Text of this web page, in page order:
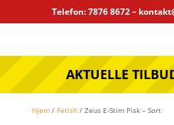
Telefon: 7876 8672 –
AKTUELLE
Hjem/ Fetish/ Zeus E-Stim Pisk – Sort